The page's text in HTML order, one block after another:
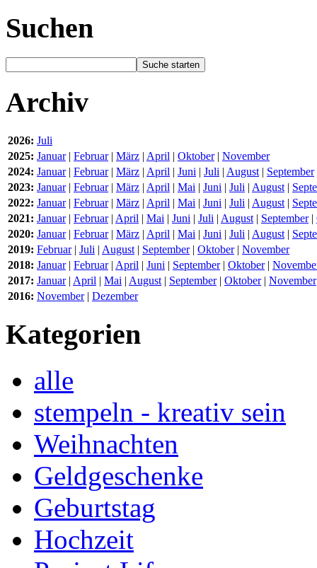
Suchen
Archiv
2026: Juli
2025: Januar| Februar| März | April | Oktober| November
2024: Januar| Februar| März | April | Juni | Juli | August | September
2023: Januar| Februar| März | April | Mai | Juni | Juli | August |
2022: Januar| Februar| März | April | Mai | Juni | Juli | August |
2021: Januar| Februar| April | Mai | Juni | Juli | August | September|
2020: Januar| Februar| März | April | Mai | Juni | Juli | August |
2019: Februar| Juli | August | September| Oktober| November
2018: Januar| Februar| April | Juni | September| Oktober|
2017: Januar| April | Mai | August | September| Oktober| November
2016: November| Dezember
Kategorien
alle
stempeln - kreativ sein
Weihnachten
Geldgeschenke
Geburtstag
Hochzeit